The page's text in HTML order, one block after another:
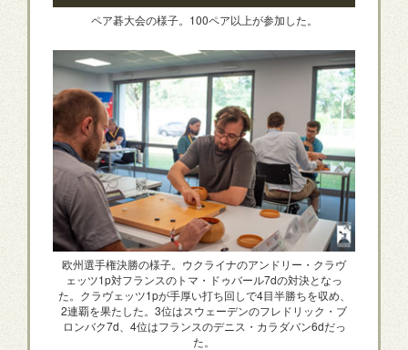
ペア碁大会の様子。100ペア以上が参加した。
欧州選手権決勝の様子。ウクライナのアンドリー・クラヴ
ェッツ1p対フランスのトマ・ドゥバール7dの対決となっ
た。クラヴェッツ1pが手厚い打ち回しで4目半勝ちを収め、
2連覇を果たした。3位はスウェーデンのフレドリック・ブ
ロンバク7d、4位はフランスのデニス・カラダバン6dだっ
た。